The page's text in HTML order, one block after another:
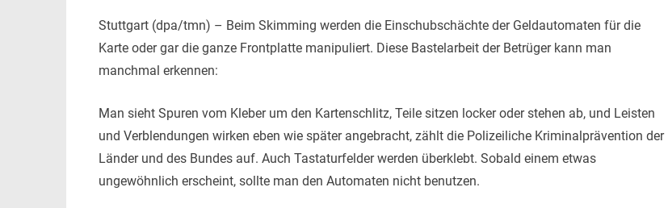
Stuttgart (dpa/tmn) – Beim Skimming werden die Einschubschächte der Geldautomaten für die
Karte oder gar die ganze Frontplatte manipuliert. Diese Bastelarbeit der Betrüger kann man
manchmal erkennen:
Man sieht Spuren vom Kleber um den Kartenschlitz, Teile sitzen locker oder stehen ab, und Leisten
und Verblendungen wirken eben wie später angebracht, zählt die Polizeiliche Kriminalprävention der
Länder und des Bundes auf. Auch Tastaturfelder werden überklebt. Sobald einem etwas
ungewöhnlich erscheint, sollte man den Automaten nicht benutzen.